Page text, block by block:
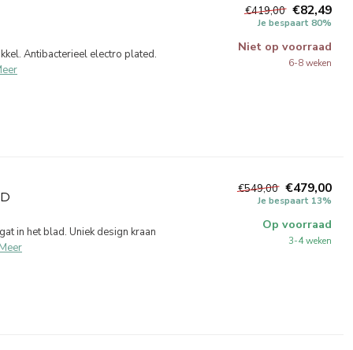
Antibacterieel electro plated.
€419,00 €82,49
Je bespaart 80%
Niet op voorraad
6-8 weken
in het blad. Uniek design kraan
€549,00 €479,00
Je bespaart 13%
Op voorraad
3-4 weken